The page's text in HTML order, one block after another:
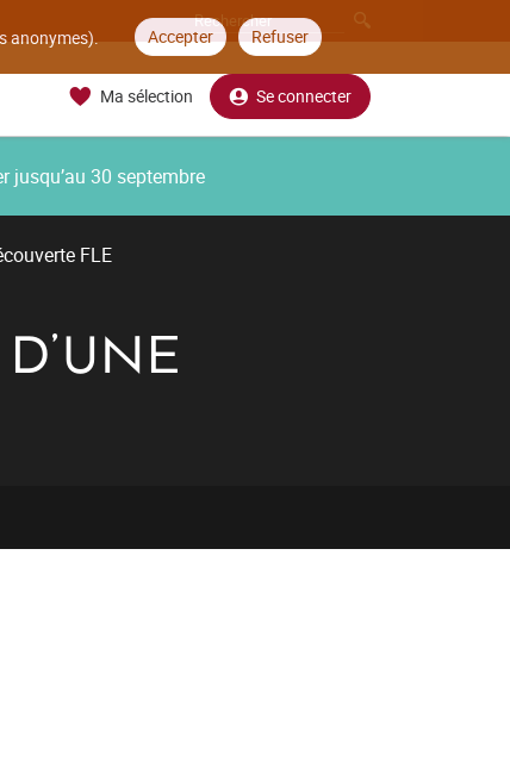
anonymes). Accepter Refuser
Ma sélection Se connecter
30 septembre
FLE